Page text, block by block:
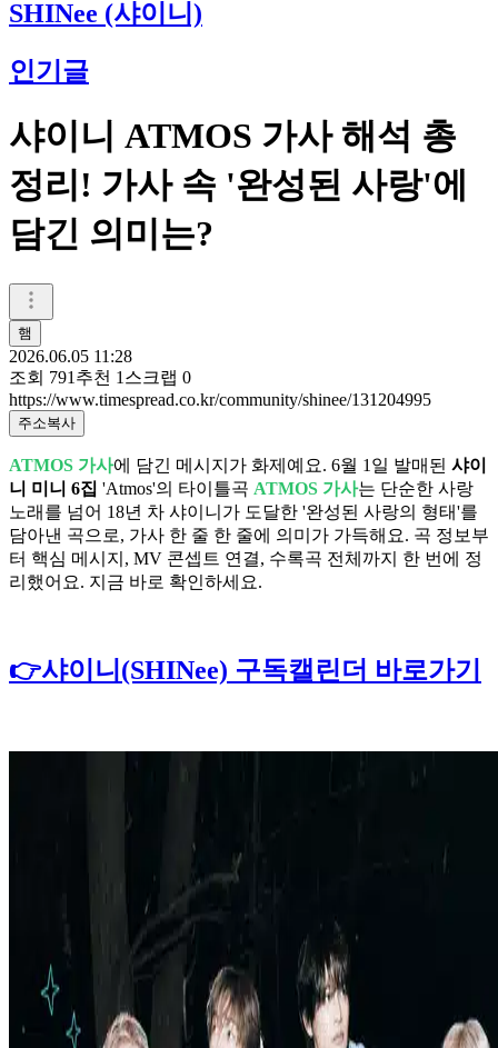
SHINee (샤이니)
인기글
샤이니 ATMOS 가사 해석 총
정리! 가사 속 '완성된 사랑'에
담긴 의미는?
햄
2026.06.05 11:28
조회 791 추천 1 스크랩 0
https://www.timespread.co.kr/community/shinee/131204995
주소복사
ATMOS 가사에 담긴 메시지가 화제예요. 6월 1일 발매된 샤이
니 미니 6집 'Atmos'의 타이틀곡 ATMOS 가사는 단순한 사랑
노래를 넘어 18년 차 샤이니가 도달한 '완성된 사랑의 형태'를
담아낸 곡으로, 가사 한 줄 한 줄에 의미가 가득해요. 곡 정보부
터 핵심 메시지, MV 콘셉트 연결, 수록곡 전체까지 한 번에 정
리했어요. 지금 바로 확인하세요.
👉샤이니(SHINee) 구독캘린더 바로가기